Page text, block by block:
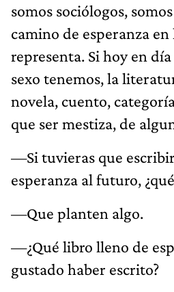
somos sociólogos,
camino de esperanza
representa. Si hoy en
sexo tenemos, la
novela, cuento,
que ser mestiza, de
—Si tuvieras que
esperanza al futuro,
—Que planten algo.
—¿Qué libro lleno de
gustado haber escrito?